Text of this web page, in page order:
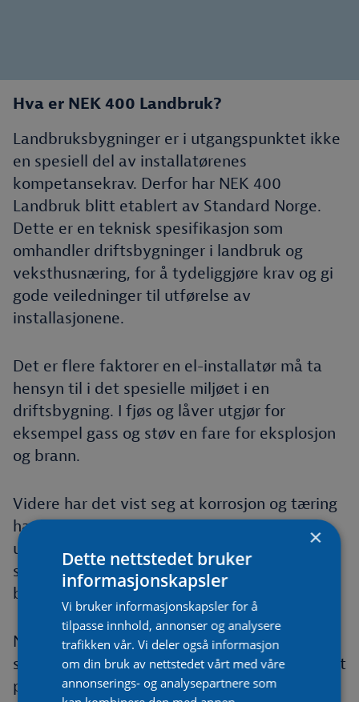
Hva er NEK 400 Landbruk?
Landbruksbygninger er i utgangspunktet ikke
en spesiell del av installatørenes
kompetansekrav. Derfor har NEK 400
Landbruk blitt etablert av Standard Norge.
Dette er en teknisk spesifikasjon som
omhandler driftsbygninger i landbruk og
veksthusnæring, for å tydeliggjøre krav og gi
gode veiledninger til utførelse av
installasjonene.
Det er flere faktorer en el-installatør må ta
hensyn til i det spesielle miljøet i en
driftsbygning. I fjøs og låver utgjør for
eksempel gass og støv en fare for eksplosjon
og brann.
Videre har det vist seg at korrosjon og tæring
har høy forekomst. Etter grundige
undersøkelser har man funnet ut at dette har
sammenheng med at kobber brukt i jording
blir utsatt for urin fra husdyrene.
NEK 400 Landbruk skal sørge for økt
sikkerhetsnivå, økt pålitelighet og økt kvalitet
på el-anlegg i driftsbygninger. Det kan
×
Dette nettstedet bruker
informasjonskapsler
Vi bruker informasjonskapsler for å
tilpasse innhold, annonser og analysere
trafikken vår. Vi deler også informasjon
om din bruk av nettstedet vårt med våre
annonserings- og analysepartnere som